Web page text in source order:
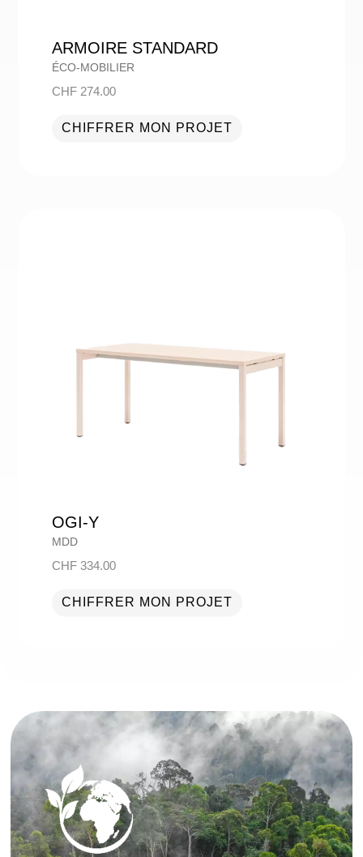
ARMOIRE STANDARD
ÉCO-MOBILIER
CHF274.00
CHIFFRER MON PROJET
OGI-Y
MDD
CHF334.00
CHIFFRER MON PROJET